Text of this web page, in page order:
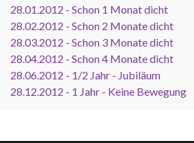
28.01.2012 - Schon 1 Monat dicht
28.02.2012 - Schon 2 Monate dicht
28.03.2012 - Schon 3 Monate dicht
28.04.2012 - Schon 4 Monate dicht
28.06.2012 - 1/2 Jahr - Jubiläum
28.12.2012 - 1 Jahr - Keine Bewegung